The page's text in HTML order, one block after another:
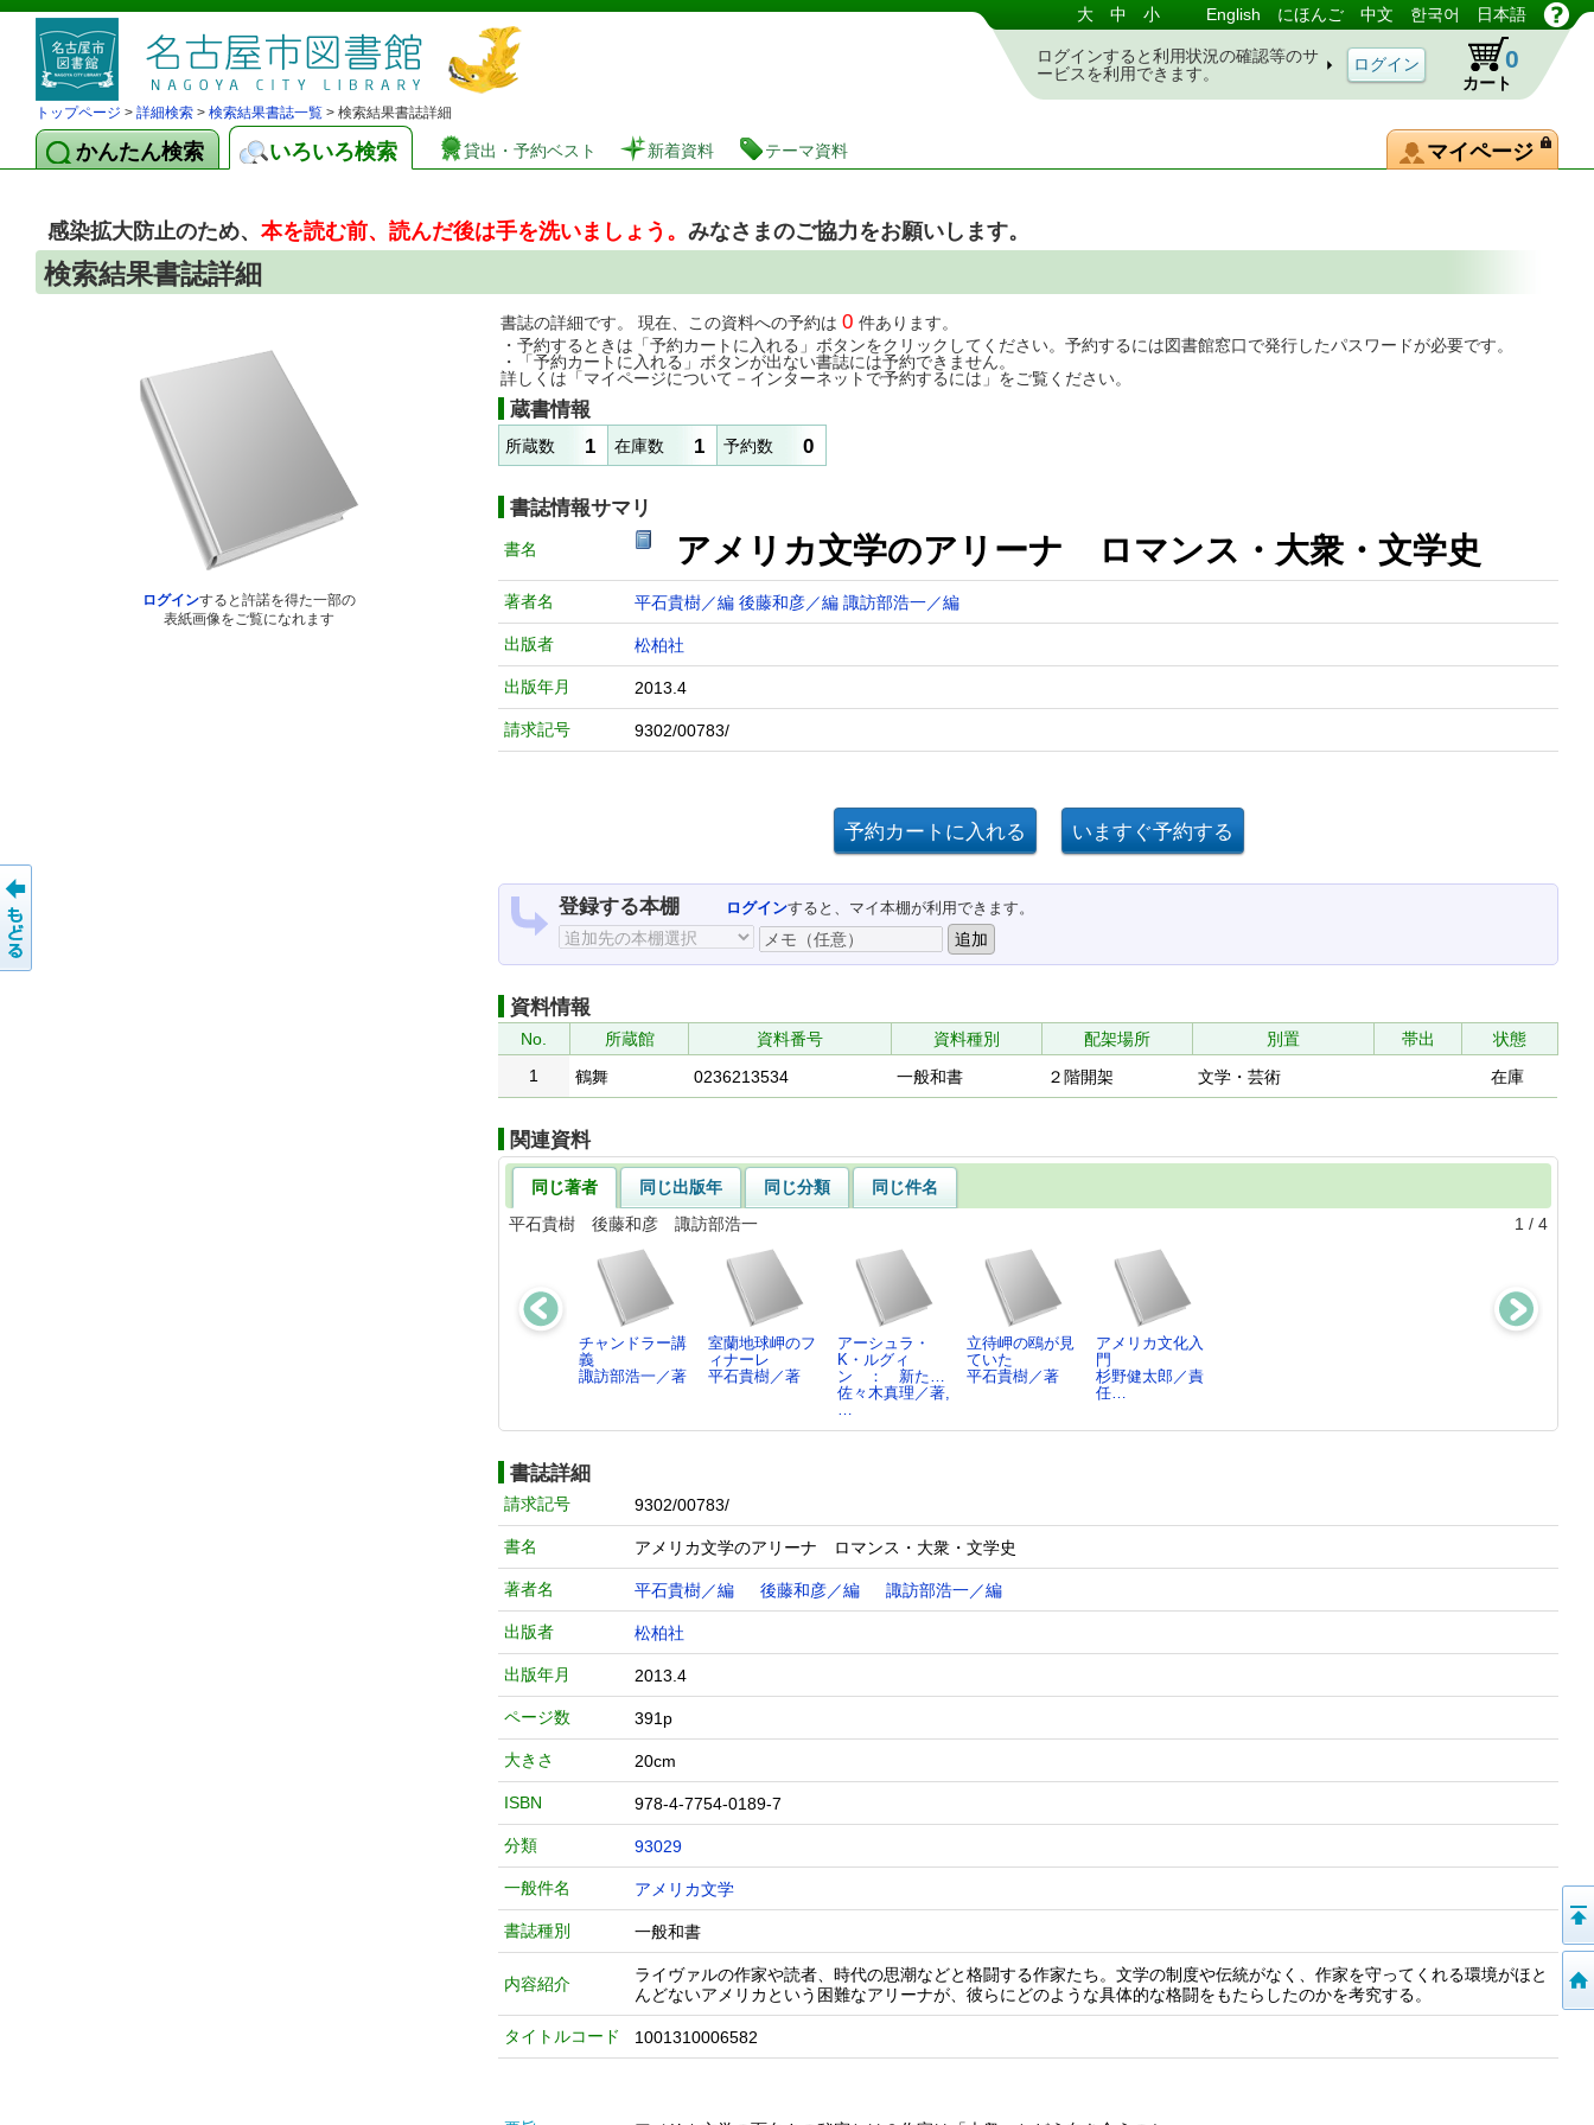
図書館 蔵書検索・予約システム 大 中 小 English にほんご 中文 한국어 日本語
ログインすると利用状況の確認等のサ
ービスを利用できます。
カート
0
トップページ > 詳細検索 > 検索結果書誌一覧 > 検索結果書誌詳細
かんたん検索 いろいろ検索 貸出・予約ベスト 新着資料 テーマ資料 マイページ
感染拡大防止のため、 本を読む前、読んだ後は手を洗いましょう。 みなさまのご協力をお願いします。
検索結果書誌詳細
ログインすると許諾を得た一部の
表紙画像をご覧になれます
書誌の詳細です。 現在、この資料への予約は 0 件あります。
・予約するときは「予約カートに入れる」ボタンをクリックしてください。予約するには図書館窓口で発行したパスワードが必要です。
・「予約カートに入れる」ボタンが出ない書誌には予約できません。
詳しくは「マイページについて－インターネットで予約するには」をご覧ください。
蔵書情報
所蔵数 1 在庫数 1 予約数 0
書誌情報サマリ
書名 アメリカ文学のアリーナ ロマンス・大衆・文学史
著者名 平石貴樹／編 後藤和彦／編 諏訪部浩一／編
出版者 松柏社
出版年月 2013.4
請求記号 9302/00783/
登録する本棚 ログインすると、マイ本棚が利用できます。
資料情報
No. 所蔵館 資料番号 資料種別 配架場所 別置 帯出
状態
1
鶴舞 0236213534 一般和書 ２階開架 文学・芸術 在庫
関連資料
同じ著者 同じ出版年 同じ分類
同じ件名
平石貴樹 後藤和彦 諏訪部浩一
1 / 4
チャンドラー講
義
諏訪部浩一／著
室蘭地球岬のフ
ィナーレ
平石貴樹／著
アーシュラ・
K・ルグィ
ン ： 新た…
佐々木真理／著,
…
立待岬の鴎が見
ていた
平石貴樹／著
アメリカ文化入
門
杉野健太郎／責
任…
書誌詳細
請求記号 9302/00783/
書名 アメリカ文学のアリーナ ロマンス・大衆・文学史
著者名 平石貴樹／編 後藤和彦／編 諏訪部浩一／編
出版者 松柏社
出版年月 2013.4
ページ数 391p
大きさ 20cm
ISBN 978-4-7754-0189-7
分類 93029
一般件名 アメリカ文学
書誌種別 一般和書
内容紹介
ライヴァルの作家や読者、時代の思潮などと格闘する作家たち。文学の制度や伝統がなく、作家を守ってくれる環境がほと
んどないアメリカという困難なアリーナが、彼らにどのような具体的な格闘をもたらしたのかを考究する。
タイトルコード 1001310006582